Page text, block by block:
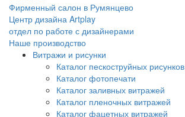
Фирменный салон в Румянцево
Центр дизайна Artplay
отдел по работе с дизайнерами
Наше производство
Витражи и рисунки
Каталог пескоструйных рисунков
Каталог фотопечати
Каталог заливных витражей
Каталог пленочных витражей
Каталог фацетных витражей